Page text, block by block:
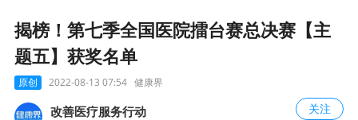
揭榜！第七季全国医院擂台赛总决赛【主
题五】获奖名单
原创 2022-08-13 07:54 健康界
改善医疗服务行动 关注